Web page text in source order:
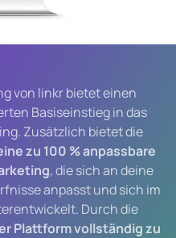
von linkr bietet einen
Basiseinstieg in das
Zusätzlich bietet die
zu 100 % anpassbare
, die sich an deine
anpasst und sich im
Durch die
Plattform vollständig zu